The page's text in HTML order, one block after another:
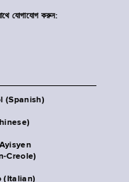
যোগাযোগ করুন:
(Spanish)
Creole)
(Italian)